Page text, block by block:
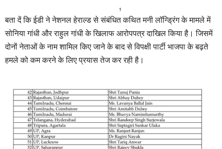
बता दें कि ईडी ने नेशनल हेराल्ड से संबंधित कथित मनी लॉन्ड्रिंग के मामले में
सोनिया गांधी और राहुल गांधी के खिलाफ आरोपपत्र दाखिल किया है। जिसमें
दोनों नेताओं के नाम शामिल किए जाने के बाद से विपक्षी पार्टी भाजपा के बढ़ते
हमले को कम करने के लिए प्रयास तेज कर रही है।